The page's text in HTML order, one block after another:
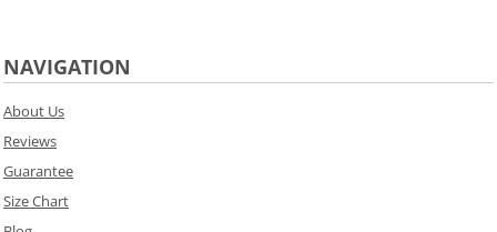
NAVIGATION
About Us
Reviews
Guarantee
Size Chart